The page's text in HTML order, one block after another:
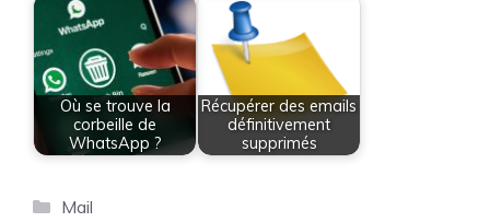
Où se trouve la
corbeille de
WhatsApp ?
Récupérer des emails
définitivement
supprimés
Catégories
Mail